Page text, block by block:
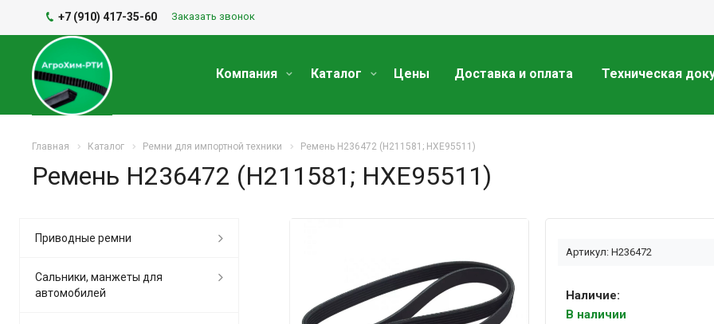
+7 (910) 417-35-60 Заказать звонок
Компания Каталог Цены Доставка и оплата Техническая
Главная Каталог Ремни для импортной техники Ремень H236472 (H211581; HXE95511)
Ремень H236472 (H211581; HXE95511)
Артикул: H236472
Наличие:
В наличии
Приводные ремни
Сальники, манжеты для
автомобилей